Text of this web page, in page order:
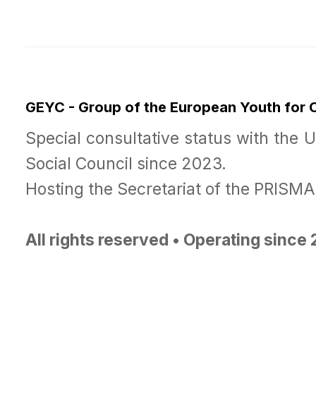
GEYC - Group of the European Youth for
Special consultative status with the
Social Council since 2023.
Hosting the Secretariat of the
All rights reserved • Operating since